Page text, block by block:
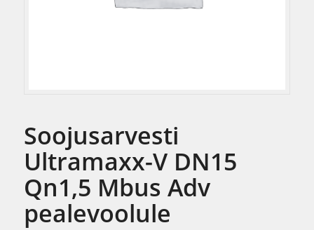
Soojusarvesti
Ultramaxx-V DN15
Qn1,5 Mbus Adv
pealevoolule